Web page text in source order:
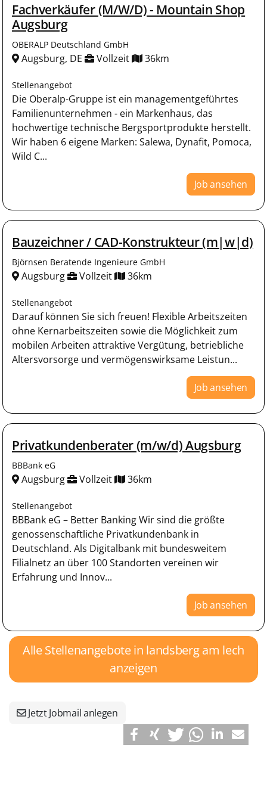
Fachverkäufer (M/W/D) - Mountain Shop
Augsburg
OBERALP Deutschland GmbH
Augsburg, DE Vollzeit 36km
Stellenangebot
Die Oberalp-Gruppe ist ein managementgeführtes
Familienunternehmen - ein Markenhaus, das
hochwertige technische Bergsportprodukte herstellt.
Wir haben 6 eigene Marken: Salewa, Dynafit, Pomoca,
Wild C...
Job ansehen
Bauzeichner / CAD-Konstrukteur (m|w|d)
Björnsen Beratende Ingenieure GmbH
Augsburg Vollzeit 36km
Stellenangebot
Darauf können Sie sich freuen! Flexible Arbeitszeiten
ohne Kernarbeitszeiten sowie die Möglichkeit zum
mobilen Arbeiten attraktive Vergütung, betriebliche
Altersvorsorge und vermögenswirksame Leistun...
Job ansehen
Privatkundenberater (m/w/d) Augsburg
BBBank eG
Augsburg Vollzeit 36km
Stellenangebot
BBBank eG – Better Banking Wir sind die größte
genossenschaftliche Privatkundenbank in
Deutschland. Als Digitalbank mit bundesweitem
Filialnetz an über 100 Standorten vereinen wir
Erfahrung und Innov...
Job ansehen
Alle Stellenangebote in landsberg am lech
anzeigen
Jetzt Jobmail anlegen